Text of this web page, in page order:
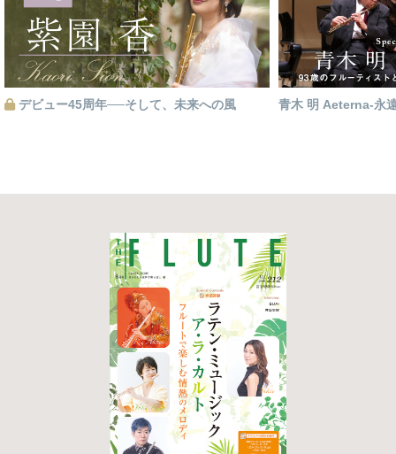
デビュー45周年──そして、未来への風 青木 明 Aeterna-永